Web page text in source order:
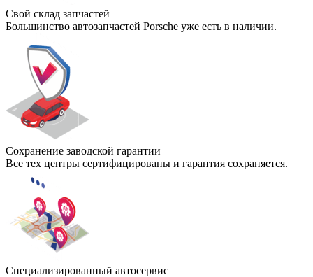
Свой склад запчастей
Большинство автозапчастей Porsche уже есть в наличии.
Сохранение заводской гарантии
Все тех центры сертифицированы и гарантия сохраняется.
Специализированный автосервис